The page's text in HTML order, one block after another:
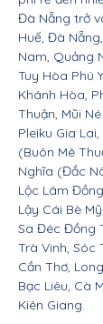
Đà Nẵng trở
Huế, Đà
Nam, Quảng
Tuy Hòa Phú
Khánh Hòa,
Thuận, Mũi
Pleiku Gia
(Buôn Mê
Nghĩa (Đắc
Lộc Lâm
Lậy Cái Bè
Sa Đéc Đồng
Trà Vinh, Sóc
Cần Thơ,
Bạc Liêu, Cà
Kiên Giang.